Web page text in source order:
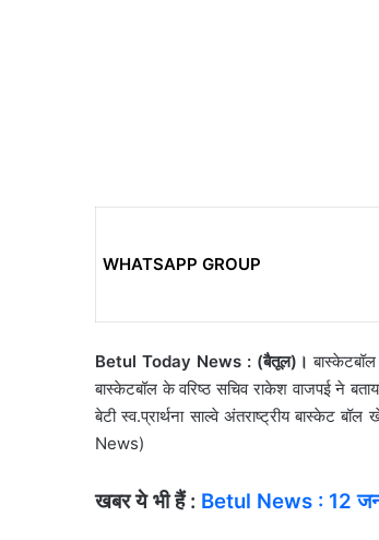
WHATSAPP GROUP
Betul Today News : (बैतूल)।
बास्केटबॉल के वरिष्ठ सचिव राकेश वाजपई ने
बेटी स्व.प्रार्थना साल्वे अंतराष्ट्रीय बास्केट
News)
खबर ये भी हैं : Betul News : 12